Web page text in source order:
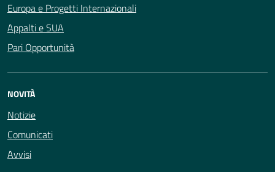
Europa e Progetti Internazionali
Appalti e SUA
Pari Opportunità
NOVITÀ
Notizie
Comunicati
Avvisi